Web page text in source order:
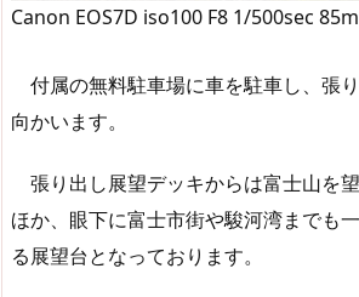
Canon EOS7D iso100 F8 1/500sec
付属の無料駐車場に車を駐車し、張
向かいます。
張り出し展望デッキからは富士山を
ほか、眼下に富士市街や駿河湾までも
る展望台となっております。